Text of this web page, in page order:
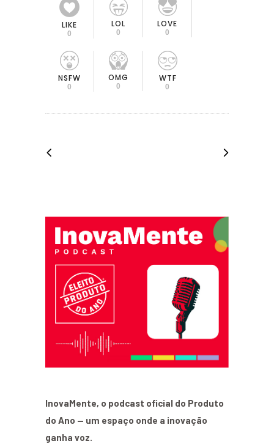
LIKE
0
LOL
0
LOVE
0
NSFW
0
OMG
0
WTF
0
InovaMente, o podcast oficial do Produto
do Ano — um espaço onde a inovação
ganha voz.